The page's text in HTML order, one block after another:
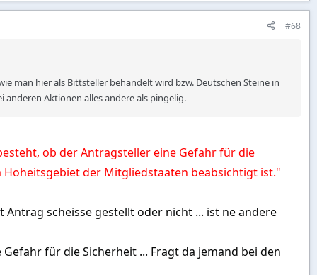
#68
man hier als Bittsteller behandelt wird bzw. Deutschen Steine in
Aktionen alles andere als pingelig.
ob der Antragsteller eine Gefahr für die
der Mitgliedstaaten beabsichtigt ist."
Antrag scheisse gestellt oder nicht ... ist ne andere
für die Sicherheit ... Fragt da jemand bei den